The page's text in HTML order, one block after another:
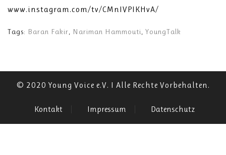
www.instagram.com/tv/CMnIVPIKHvA/
Tags: Baran Fakir, Nariman Hammouti, YoungTalk
© 2020 Young Voice e.V. I Alle Rechte Vorbehalten.
Kontakt Impressum Datenschutz